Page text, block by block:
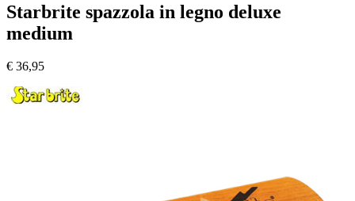
Starbrite spazzola in legno deluxe
medium
€ 36,95